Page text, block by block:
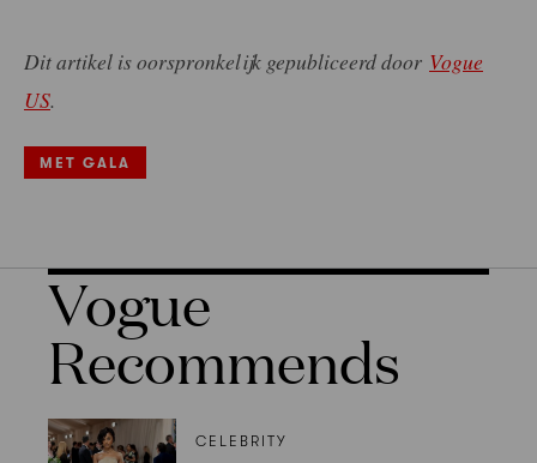
Dit artikel is oorspronkelijk gepubliceerd door Vogue
US.
MET GALA
Vogue
Recommends
CELEBRITY